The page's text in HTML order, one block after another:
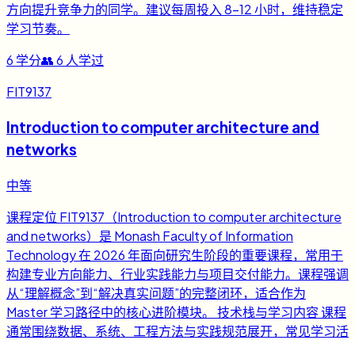
方向提升竞争力的同学。建议每周投入 8-12 小时，维持稳定
学习节奏。
6 学分👥6 人学过
FIT9137
Introduction to computer architecture and
networks
中等
课程定位 FIT9137（Introduction to computer architecture
and networks）是 Monash Faculty of Information
Technology 在 2026 年面向研究生阶段的重要课程，常用于
构建专业方向能力、行业实践能力与项目交付能力。课程强调
从“理解概念”到“解决真实问题”的完整闭环，适合作为
Master 学习路径中的核心进阶模块。 技术栈与学习内容 课程
通常围绕数据、系统、工程方法与实践规范展开，常见学习活